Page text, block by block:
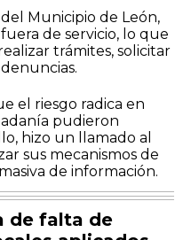
Municipio de León,
de servicio, lo que
trámites, solicitar
el riesgo radica en
pudieron
hizo un llamado al
sus mecanismos de
de información.
de falta de